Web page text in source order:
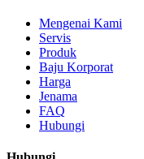
Mengenai Kami
Servis
Produk
Baju Korporat
Harga
Jenama
FAQ
Hubungi